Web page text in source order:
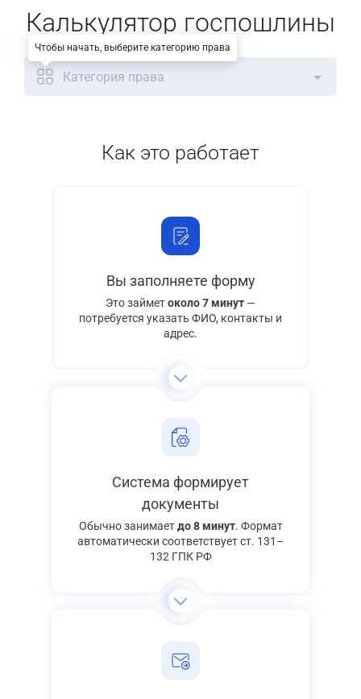
Калькулятор госпошлины
Категория права
Как это работает
Вы заполняете форму
Это займетоколо 7 минут —
потребуется указать ФИО, контакты и
адрес.
Система формирует
документы
Обычно занимаетдо 8 минут. Формат
автоматически соответствует ст. 131–
132 ГПК РФ
Чтобы начать, выберите категорию права